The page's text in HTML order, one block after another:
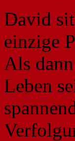
David
einzige
Als
Leben